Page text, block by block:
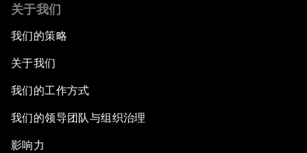
关于我们
我们的策略
关于我们
我们的工作方式
我们的领导团队与组织治理
影响力